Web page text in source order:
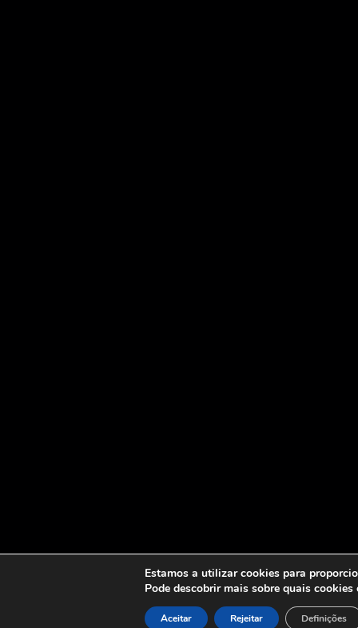
Estamos a utilizar cookies para
Pode descobrir mais sobre quais
Aceitar Rejeitar Definições